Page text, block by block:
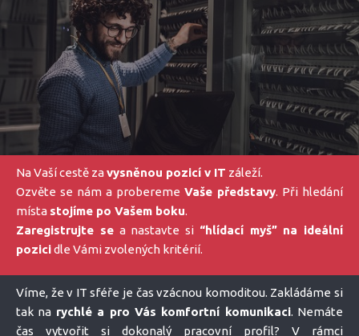
Na Vaší cestě zavysněnou pozicí v IT záleží.
Ozvěte se nám a probereme Vaše představy. Při hledání
místa stojíme po Vašem boku.
Zaregistrujte sea nastavte si “hlídací myš” na ideální
pozicidle Vámi zvolených kritérií.
Víme, že v IT sféře je čas vzácnou komoditou. Zakládáme si
tak na rychlé a pro Vás komfortní komunikaci. Nemáte
čas vytvořit si dokonalý pracovní profil? V rámci